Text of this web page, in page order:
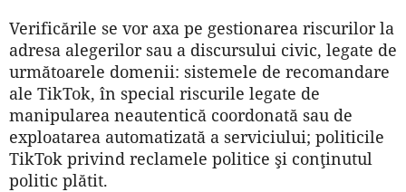
Verificările se vor axa pe gestionarea riscurilor la
adresa alegerilor sau a discursului civic, legate de
următoarele domenii: sistemele de recomandare
ale TikTok, în special riscurile legate de
manipularea neautentică coordonată sau de
exploatarea automatizată a serviciului; politicile
TikTok privind reclamele politice şi conţinutul
politic plătit.